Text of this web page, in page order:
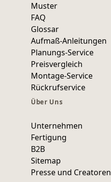
Muster
FAQ
Glossar
Aufmaß-Anleitungen
Planungs-Service
Preisvergleich
Montage-Service
Rückrufservice
Über Uns
Unternehmen
Fertigung
B2B
Sitemap
Presse und Creatoren